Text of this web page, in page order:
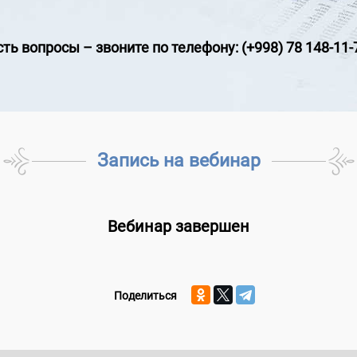
вопросы – звоните по телефону: (+998) 78 148-11-
Запись на вебинар
Вебинар завершен
Поделиться